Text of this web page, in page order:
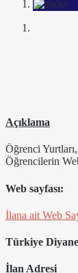
Açıklama
Öğrenci
Öğrencilerin
Web sayfası:
İlana ait Web
Türkiye
İlan Adresi